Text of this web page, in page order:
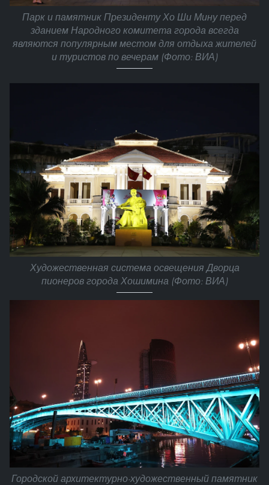
Парк и памятник Президенту Хо Ши Мину перед
зданием Народного комитета города всегда
являются популярным местом для отдыха жителей
и туристов по вечерам (Фото: ВИА)
Художественная система освещения Дворца
пионеров города Хошимина (Фото: ВИА)
Городской архитектурно-художественный памятник